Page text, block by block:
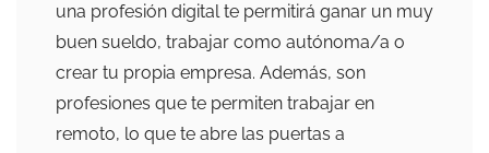
una profesión digital te permitirá ganar un muy
buen sueldo, trabajar como autónoma/a o
crear tu propia empresa. Además, son
profesiones que te permiten trabajar en
remoto, lo que te abre las puertas a